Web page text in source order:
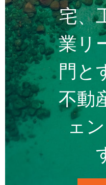
宅、
業リ
門と
不動
ェ